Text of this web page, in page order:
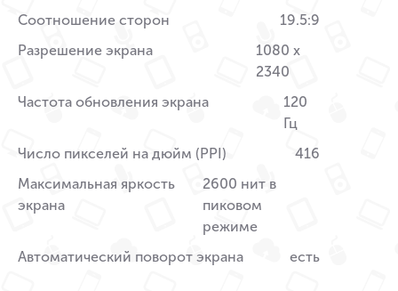
Соотношение сторон
19.5:9
Разрешение экрана
1080 x
2340
Частота обновления экрана
120
Гц
Число пикселей на дюйм (PPI)
416
Максимальная яркость
экрана
2600 нит в
пиковом
режиме
Автоматический поворот экрана
есть